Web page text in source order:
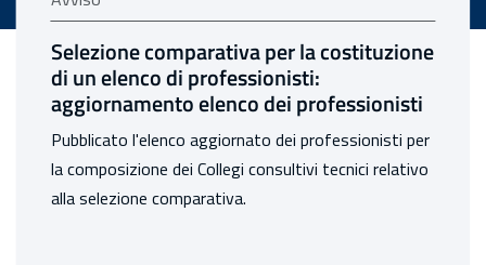
Selezione comparativa per la costituzione di un elenco di
Calcolo dei premi assicurativi per l’anno
2026
Con circolare n. 35 del 22 luglio 2026 comunicati gli
aggiornamenti dei limiti di retribuzione imponibile per
il calcolo dei premi assicurativi settore industria.